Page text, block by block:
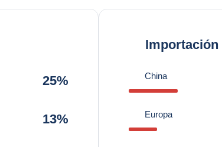
25%
13%
Importación
China
Europa